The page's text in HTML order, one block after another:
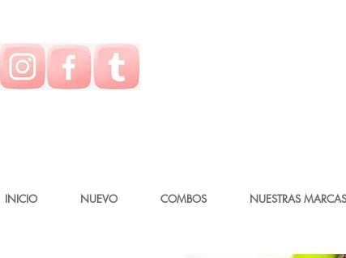
INICIO NUEVO COMBOS NUESTRAS MARCAS